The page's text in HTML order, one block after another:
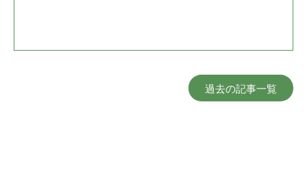
過去の記事一覧